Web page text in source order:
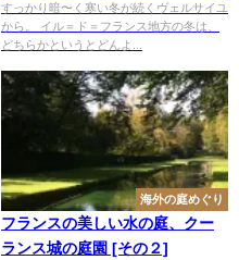
すっかり暗〜く寒い冬が続くヴェルサイユ
から。 イル＝ド＝フランス地方の冬は、
どちらかというとどんよ...
海外の庭めぐり
フランスの美しい水の庭、クー
ランス城の庭園 [その２]